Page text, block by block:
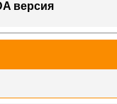
версия